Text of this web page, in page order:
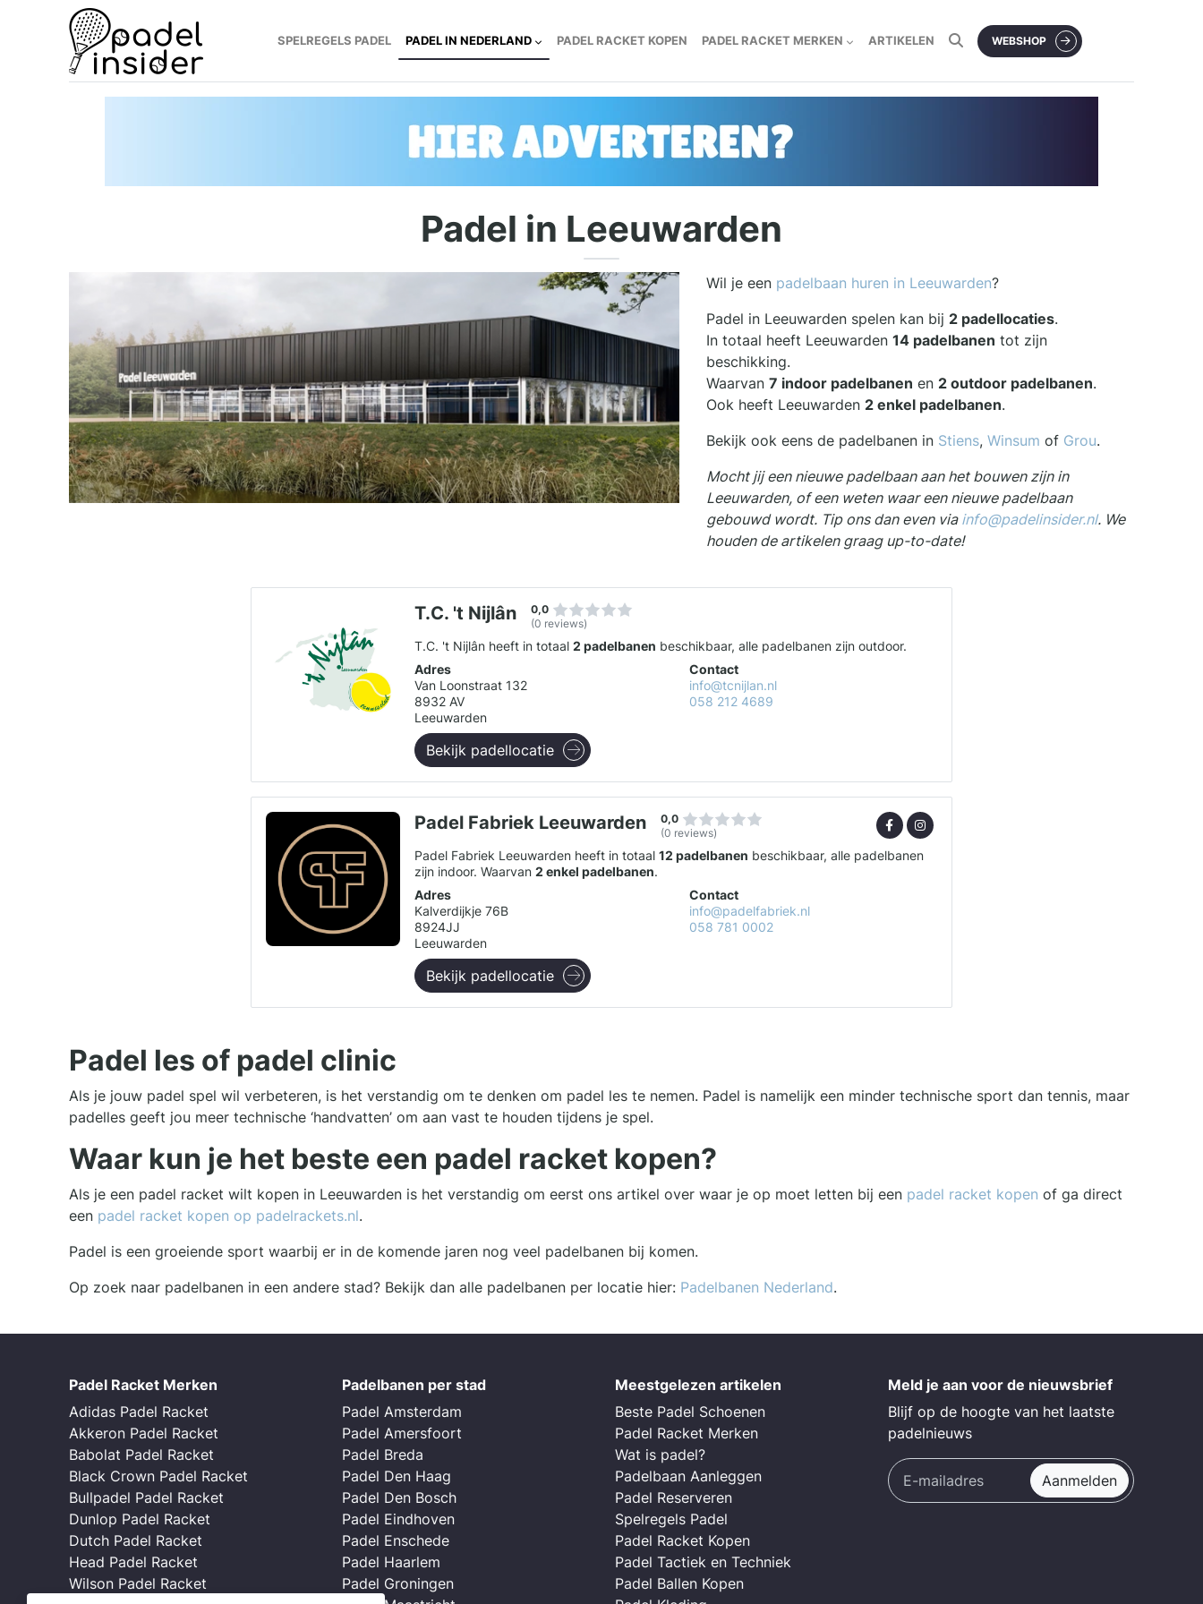
SPELREGELS PADEL PADEL IN NEDERLAND PADEL RACKET KOPEN PADEL RACKET MERKEN ARTIKELEN WEBSHOP
Padel in Leeuwarden
Wil je een padelbaan huren in Leeuwarden?
Padel in Leeuwarden spelen kan bij 2 padellocaties.
In totaal heeft Leeuwarden 14 padelbanen tot zijn
beschikking.
Waarvan 7 indoor padelbanen en 2 outdoor padelbanen.
Ook heeft Leeuwarden 2 enkel padelbanen.
Bekijk ook eens de padelbanen in Stiens, Winsum of Grou.
Mocht jij een nieuwe padelbaan aan het bouwen zijn in
Leeuwarden, of een weten waar een nieuwe padelbaan
gebouwd wordt. Tip ons dan even via info@padelinsider.nl. We
houden de artikelen graag up-to-date!
T.C. 't Nijlân
0,0
(0 reviews)
T.C. 't Nijlân heeft in totaal2 padelbanen beschikbaar, alle padelbanen zijn outdoor.
Adres
Van Loonstraat 132
8932 AV
Leeuwarden
Contact
info@tcnijlan.nl
058 212 4689
Bekijk padellocatie
Padel Fabriek Leeuwarden
0,0
(0 reviews)
Padel Fabriek Leeuwarden heeft in totaal12 padelbanen beschikbaar, alle padelbanen
zijn indoor. Waarvan2 enkel padelbanen.
Adres
Kalverdijkje 76B
8924JJ
Leeuwarden
Contact
info@padelfabriek.nl
058 781 0002
Bekijk padellocatie
Padel les of padel clinic
Als je jouw padel spel wil verbeteren, is het verstandig om te denken om padel les te nemen. Padel is namelijk een minder technische sport dan tennis, maar
padelles geeft jou meer technische ‘handvatten’ om aan vast te houden tijdens je spel.
Waar kun je het beste een padel racket kopen?
Als je een padel racket wilt kopen in Leeuwarden is het verstandig om eerst ons artikel over waar je op moet letten bij een padel racket kopen of ga direct
een padel racket kopen op padelrackets.nl.
Padel is een groeiende sport waarbij er in de komende jaren nog veel padelbanen bij komen.
Op zoek naar padelbanen in een andere stad? Bekijk dan alle padelbanen per locatie hier: Padelbanen Nederland.
Padel Racket Merken
Adidas Padel Racket
Akkeron Padel Racket
Babolat Padel Racket
Black Crown Padel Racket
Bullpadel Padel Racket
Dunlop Padel Racket
Dutch Padel Racket
Head Padel Racket
Wilson Padel Racket
Padelbanen per stad
Padel Amsterdam
Padel Amersfoort
Padel Breda
Padel Den Haag
Padel Den Bosch
Padel Eindhoven
Padel Enschede
Padel Haarlem
Padel Groningen
Meestgelezen artikelen
Beste Padel Schoenen
Padel Racket Merken
Wat is padel?
Padelbaan Aanleggen
Padel Reserveren
Spelregels Padel
Padel Racket Kopen
Padel Tactiek en Techniek
Padel Ballen Kopen
Meld je aan voor de nieuwsbrief
Blijf op de hoogte van het laatste
padelnieuws
Aanmelden